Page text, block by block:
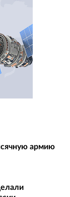
армию